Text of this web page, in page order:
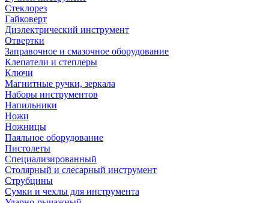
Стеклорез
Гайковерт
Диэлектрический инструмент
Отвертки
Заправочное и смазочное оборудование
Клепатели и степлеры
Ключи
Магнитные ручки, зеркала
Наборы инструментов
Напильники
Ножи
Ножницы
Паяльное оборудование
Пистолеты
Специализированный
Столярный и слесарный инструмент
Струбцины
Сумки и чехлы для инструмента